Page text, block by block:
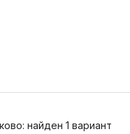
найден 1 вариант